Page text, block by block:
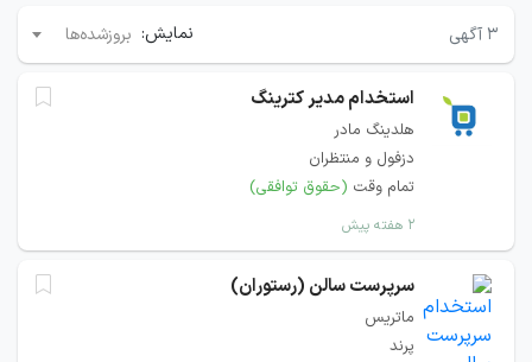
۳ آگهی نمایش: بروزشده‌ها
استخدام مدیر کترینگ
هلدینگ مادر
دزفول و منتظران
تمام وقت (حقوق توافقی)
۲ هفته پیش
سرپرست سالن (رستوران)
ماتریس
پرند